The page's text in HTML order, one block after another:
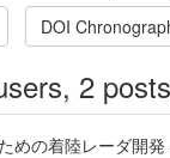
DOI
2
めの着陸レーダ開